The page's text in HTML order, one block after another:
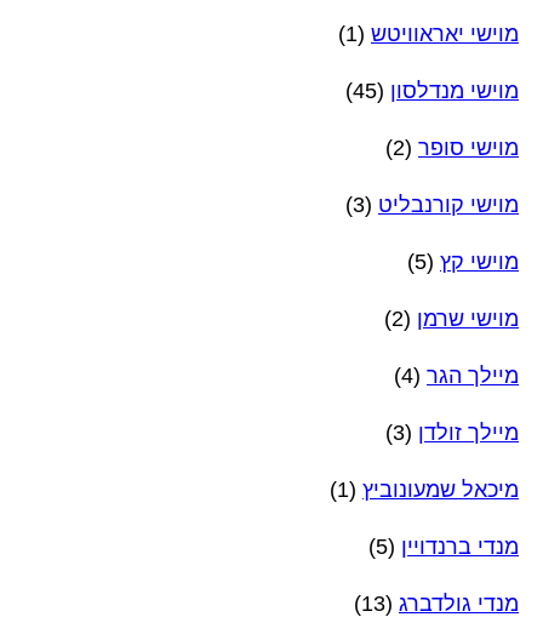
מוישי יאראוויטש (1)
מוישי מנדלסון (45)
מוישי סופר (2)
מוישי קורנבליט (3)
מוישי קץ (5)
מוישי שרמן (2)
מיילך הגר (4)
מיילך זולדן (3)
מיכאל שמעונוביץ (1)
מנדי ברנדויין (5)
מנדי גולדברג (13)